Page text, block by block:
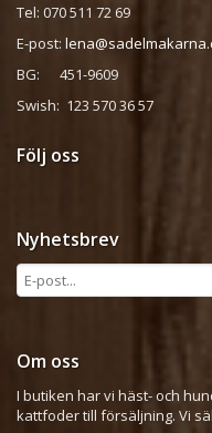
Tel: 070 511 72 69
E-post:
BG: 451-9609
Swish: 123 570 36 57
Följ oss
Nyhetsbrev
Om oss
I butiken har vi häst- och
kattfoder till försäljning. Vi